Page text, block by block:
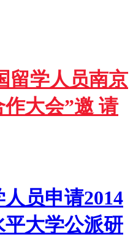
留学人员南京
大会”邀 请
员申请2014
平大学公派研